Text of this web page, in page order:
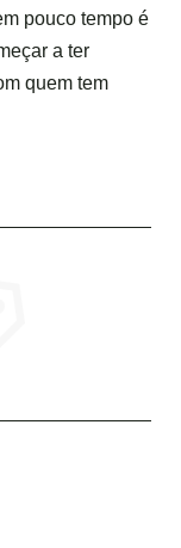
pouco tempo é
a ter
quem tem